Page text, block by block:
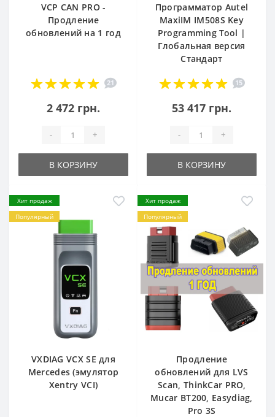
VCP CAN PRO -
Продление
обновлений на 1 год
21
2 472 грн.
- +
В КОРЗИНУ
Программатор Autel
MaxiIM IM508S Key
Programming Tool |
Глобальная версия
Стандарт
15
53 417 грн.
- +
В КОРЗИНУ
Хит продаж
Популярный
VXDIAG VCX SE для
Mercedes (эмулятор
Xentry VCI)
Хит продаж
Популярный
Продление
обновлений для LVS
Scan, ThinkCar PRO,
Mucar BT200, Easydiag,
Pro 3S